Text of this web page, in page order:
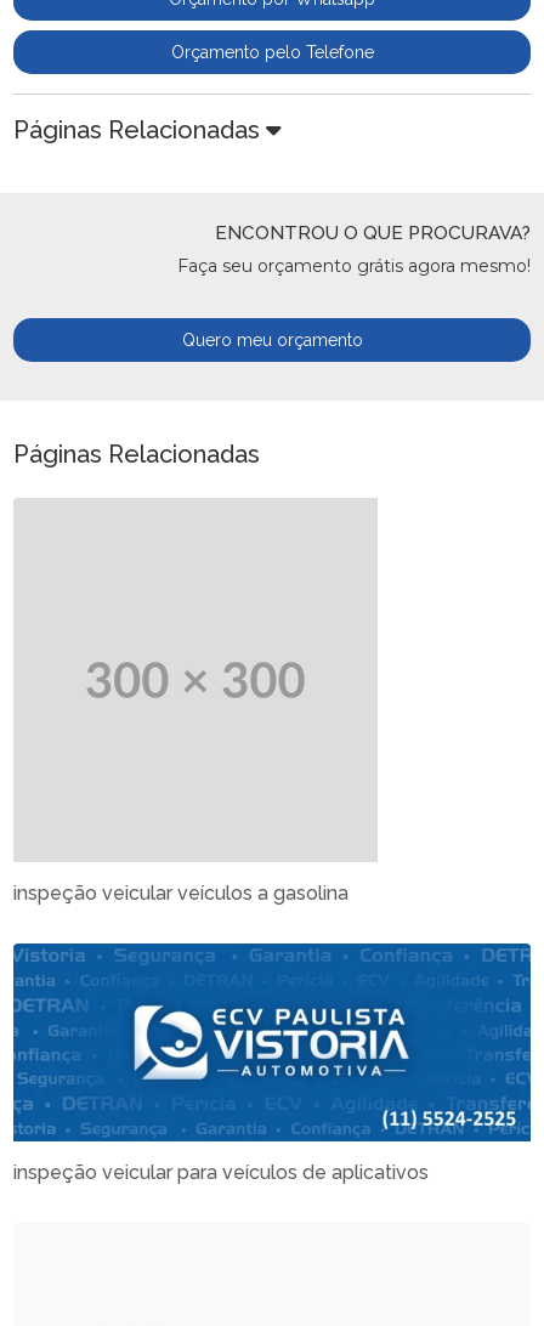
Orçamento pelo Telefone
Páginas Relacionadas
ENCONTROU O QUE PROCURAVA?
Faça seu orçamento grátis agora mesmo!
Quero meu orçamento
Páginas Relacionadas
inspeção veicular veículos a gasolina
inspeção veicular para veículos de aplicativos